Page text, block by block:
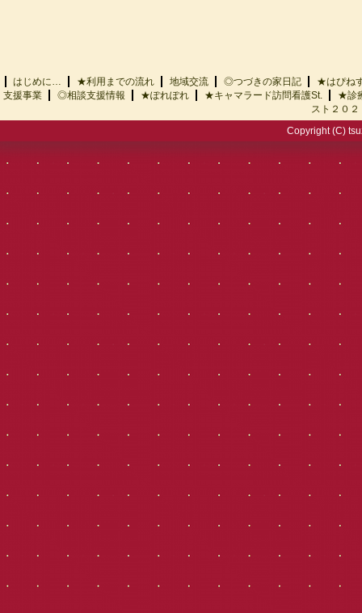
はじめに… ★利用までの流れ 地域交流 ◎つづきの家日記
★はぴ
支援事業
◎相談支援情報 ★ぽれぽれ ★キャマラード訪問看護St.
★診
スト２０２
Copyright (C)